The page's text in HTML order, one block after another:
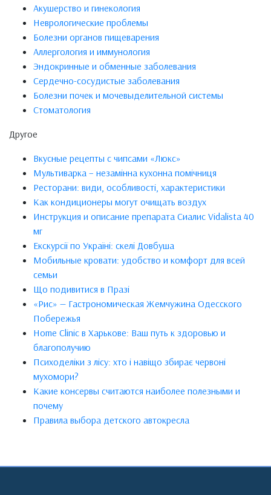
Акушерство и гинекология
Неврологические проблемы
Болезни органов пищеварения
Аллергология и иммунология
Эндокринные и обменные заболевания
Сердечно-сосудистые заболевания
Болезни почек и мочевыделительной системы
Стоматология
Другое
Вкусные рецепты с чипсами «Люкс»
Мультиварка – незамінна кухонна помічниця
Ресторани: види, особливості, характеристики
Как кондиционеры могут очищать воздух
Инструкция и описание препарата Сиалис Vidalista 40
мг
Екскурсії по Україні: скелі Довбуша
Мобильные кровати: удобство и комфорт для всей
семьи
Що подивитися в Празі
«Рис» — Гастрономическая Жемчужина Одесского
Побережья
Home Clinic в Харькове: Ваш путь к здоровью и
благополучию
Психоделіки з лісу: хто і навіщо збирає червоні
мухомори?
Какие консервы считаются наиболее полезными и
почему
Правила выбора детского автокресла